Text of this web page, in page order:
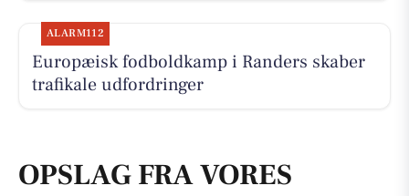
ALARM112
Europæisk fodboldkamp i Randers skaber
trafikale udfordringer
OPSLAG FRA VORES